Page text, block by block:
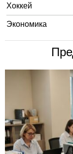
Хоккей
Экономика